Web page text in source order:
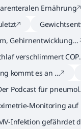
Ernährung
Gehirnentwicklung u
verschlimmert
kommt es an …
Podcast für
Monitoring auf
Infektion gefährdet